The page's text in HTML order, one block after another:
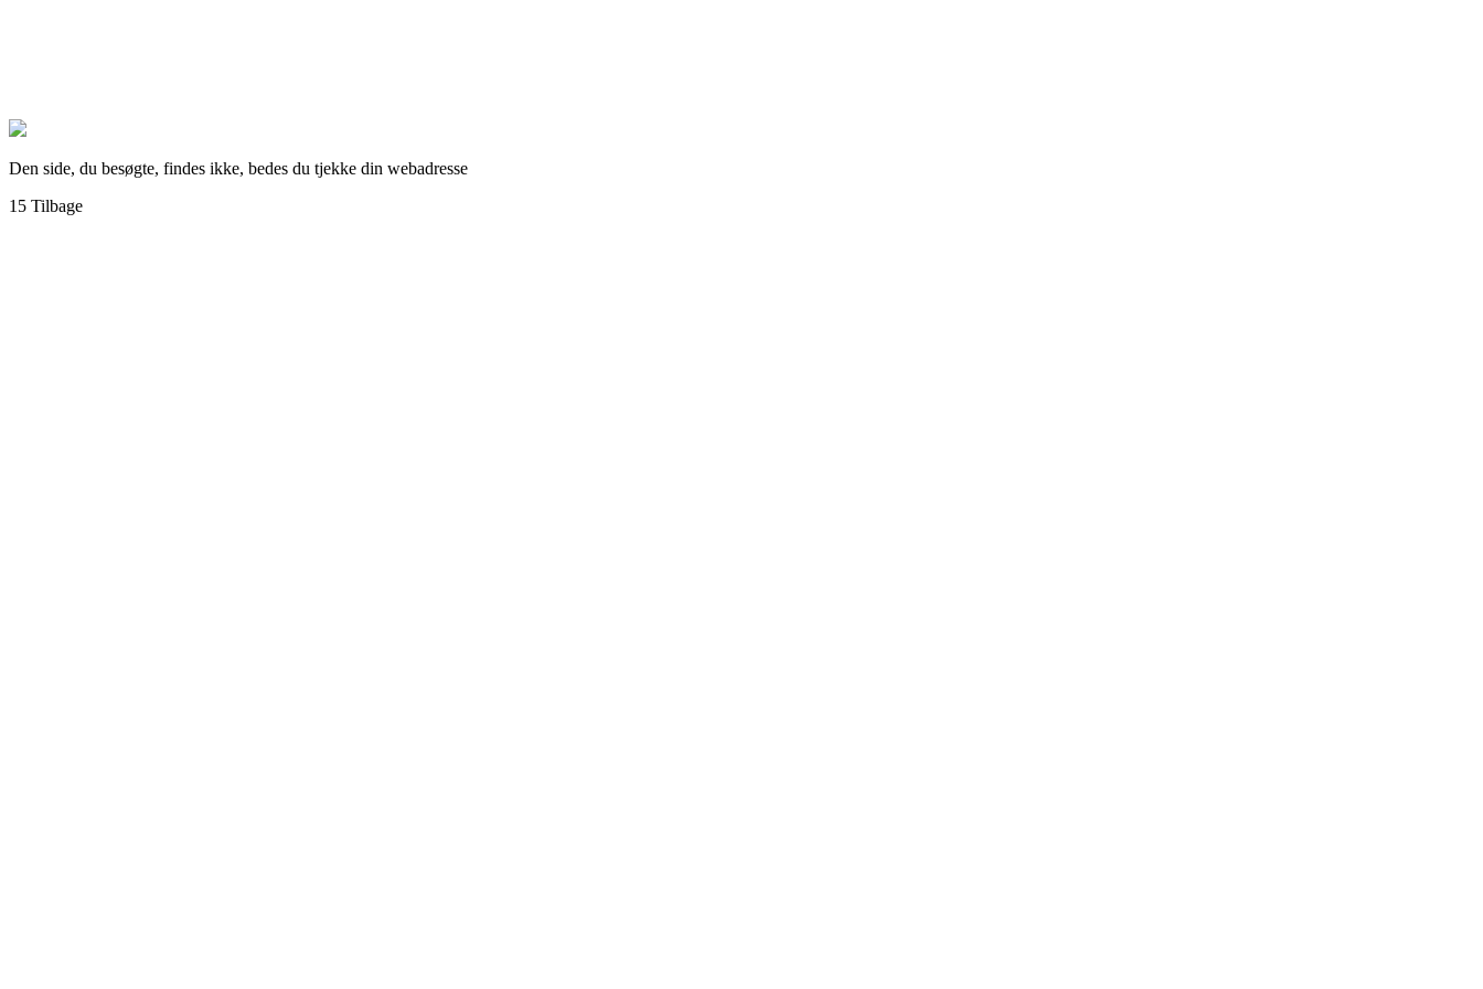
Den side, du besøgte, findes ikke, bedes du tjekke din webadresse
15 Tilbage